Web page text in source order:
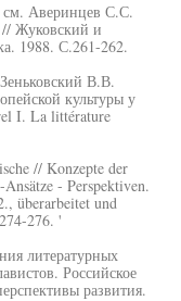
Аверинцев С.С.
Жуковский и
1988. С.261-262.
В.В.
культуры у
I. La littérature
// Konzepte der
- Perspektiven.
überarbeitet und
276. '
литературных
Российское
развития.